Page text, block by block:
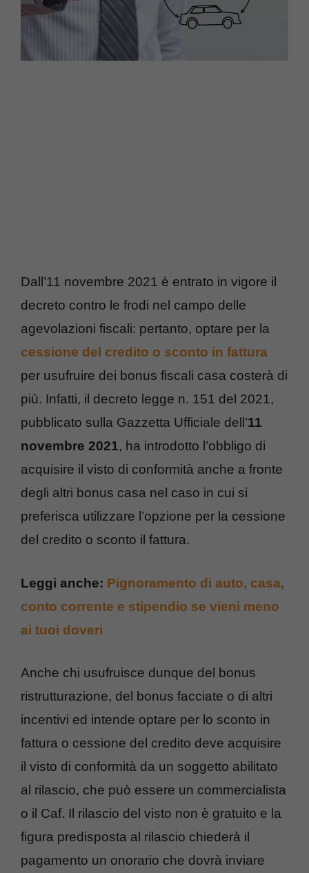
Dall’11 novembre 2021 è entrato in vigore il
decreto contro le frodi nel campo delle
agevolazioni fiscali: pertanto, optare per la
cessione del credito o sconto in fattura
per usufruire dei bonus fiscali casa costerà di
più. Infatti, il decreto legge n. 151 del 2021,
pubblicato sulla Gazzetta Ufficiale dell’11
novembre 2021, ha introdotto l’obbligo di
acquisire il visto di conformità anche a fronte
degli altri bonus casa nel caso in cui si
preferisca utilizzare l’opzione per la cessione
del credito o sconto il fattura.
Leggi anche: Pignoramento di auto, casa,
conto corrente e stipendio se vieni meno
ai tuoi doveri
Anche chi usufruisce dunque del bonus
ristrutturazione, del bonus facciate o di altri
incentivi ed intende optare per lo sconto in
fattura o cessione del credito deve acquisire
il visto di conformità da un soggetto abilitato
al rilascio, che può essere un commercialista
o il Caf. Il rilascio del visto non è gratuito e la
figura predisposta al rilascio chiederà il
pagamento un onorario che dovrà inviare